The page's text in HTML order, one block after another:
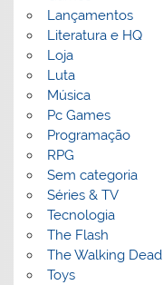
Lançamentos
Literatura e HQ
Loja
Luta
Música
Pc Games
Programação
RPG
Sem categoria
Séries & TV
Tecnologia
The Flash
The Walking Dead
Toys